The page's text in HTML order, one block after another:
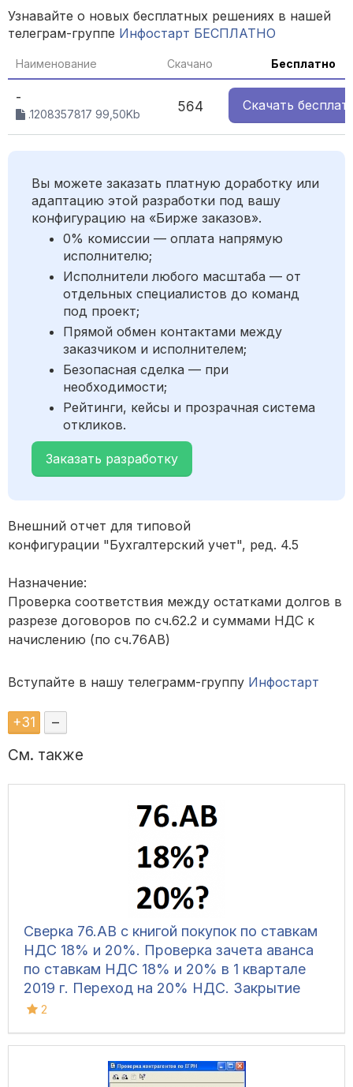
Узнавайте о новых бесплатных решениях в нашей
телеграм-группе Инфостарт БЕСПЛАТНО
Наименование Скачано Бесплатно
-
.1208357817 99,50Kb 564 Скачать
Вы можете заказать платную доработку или
адаптацию этой разработки под вашу
конфигурацию на «Бирже заказов».
0% комиссии — оплата напрямую
исполнителю;
Исполнители любого масштаба — от
отдельных специалистов до команд
под проект;
Прямой обмен контактами между
заказчиком и исполнителем;
Безопасная сделка — при
необходимости;
Рейтинги, кейсы и прозрачная система
откликов.
Заказать разработку
Внешний отчет для типовой
конфигурации "Бухгалтерский учет", ред. 4.5
Назначение:
Проверка соответствия между остатками долгов в
разрезе договоров по сч.62.2 и суммами НДС к
начислению (по сч.76АВ)
Вступайте в нашу телеграмм-группу Инфостарт
+31 –
См. также
Сверка 76.АВ с книгой покупок по ставкам
НДС 18% и 20%. Проверка зачета аванса
по ставкам НДС 18% и 20% в 1 квартале
2019 г. Переход на 20% НДС. Закрытие
квартала 18% и 20% НДС
2